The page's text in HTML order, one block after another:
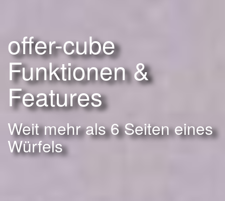
offer-cube
Funktionen &
Features
Weit mehr als 6 Seiten eines
Würfels